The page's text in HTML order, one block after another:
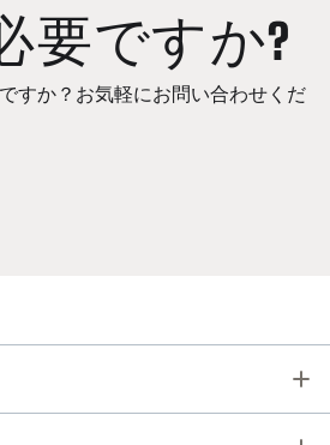
要ですか?
すか？お気軽にお問い合わせくだ